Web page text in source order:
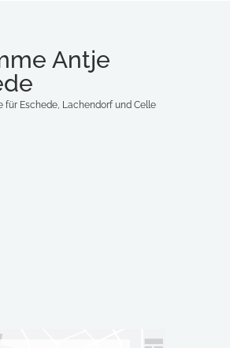
Antje
für Eschede, Lachendorf und Celle